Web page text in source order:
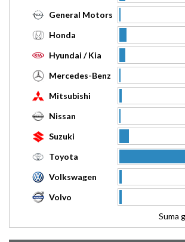
General Motors
Honda
Hyundai / Kia
Mercedes-Benz
Mitsubishi
Nissan
Suzuki
Toyota
Volkswagen
Volvo
Suma